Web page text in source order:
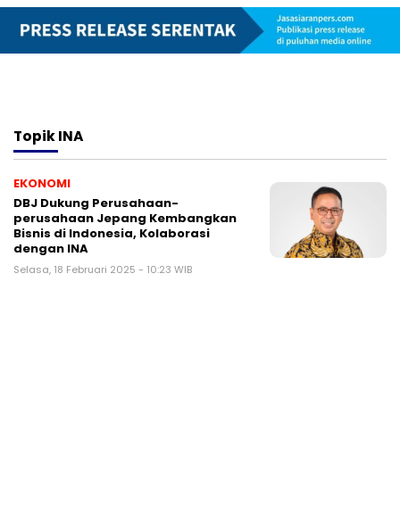
TopikINA
EKONOMI
DBJ Dukung Perusahaan-
perusahaan Jepang Kembangkan
Bisnis di Indonesia, Kolaborasi
dengan INA
Selasa, 18 Februari 2025 - 10:23 WIB